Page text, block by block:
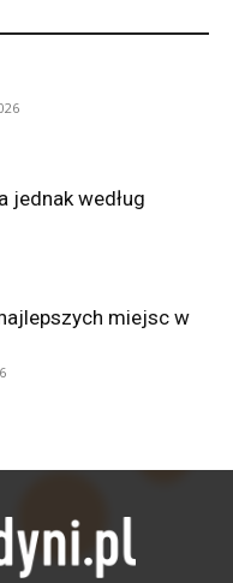
jednak według
miejsc w